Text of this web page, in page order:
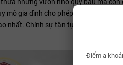
Điểm a
mô gia đình cho phép họ kiểm
nhất. Chính sự tận tụy này đã xây